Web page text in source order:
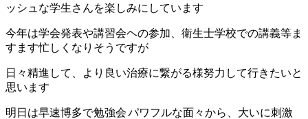
ッシュな学生さんを楽しみにしています
今年は学会発表や講習会ヘの参加、衛生士学校での講義等ま
すます忙しくなりそうですが
日々精進して、より良い治療に繋がる様努力して行きたいと
思います
明日は早速博多で勉強会パワフルな面々から、大いに刺激